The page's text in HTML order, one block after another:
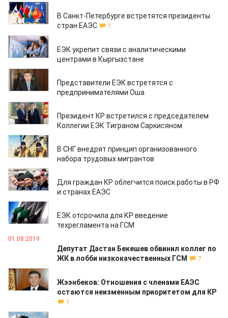
19.12.2019
В Санкт-Петербурге встретятся президенты
стран ЕАЭС
1
19.11.2019
ЕЭК укрепит связи с аналитическими
центрами в Кыргызстане
24.10.2019
Представители ЕЭК встретятся с
предпринимателями Оша
27.09.2019
Президент КР встретился с председателем
Коллегии ЕЭК Тиграном Саркисяном
16.09.2019
В СНГ внедрят принцип организованного
набора трудовых мигрантов
13.09.2019
Для граждан КР облегчится поиск работы в РФ
и странах ЕАЭС
09.08.2019
ЕЭК отсрочила для КР введение
техрегламента на ГСМ
01.08.2019
Депутат Дастан Бекешев обвинил коллег по
ЖК в лобби низкокачественных ГСМ
7
06.12.2018
Жээнбеков: Отношения с членами ЕАЭС
остаются неизменным приоритетом для КР
1
29.11.2018